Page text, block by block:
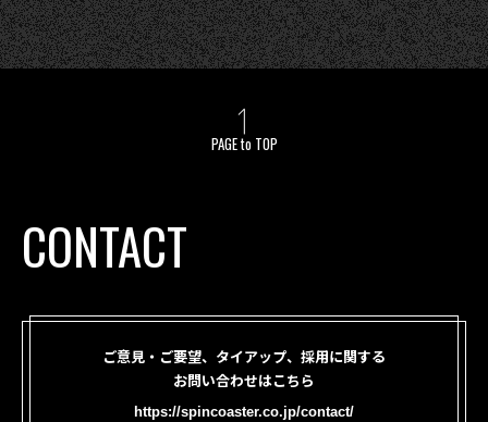
PAGE to TOP
CONTACT
ご意見・ご要望、タイアップ、採用に関する
お問い合わせはこちら
https://spincoaster.co.jp/contact/